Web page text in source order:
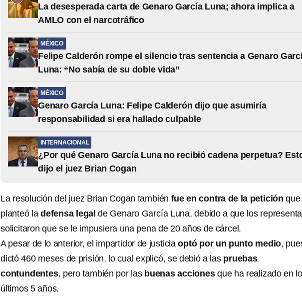
La desesperada carta de Genaro García Luna; ahora implica a
AMLO con el narcotráfico
MÉXICO
Felipe Calderón rompe el silencio tras sentencia a Genaro
Luna: “No sabía de su doble vida”
MÉXICO
Genaro García Luna: Felipe Calderón dijo que asumiría
responsabilidad si era hallado culpable
INTERNACIONAL
¿Por qué Genaro García Luna no recibió cadena perpetua?
dijo el juez Brian Cogan
La resolución del juez Brian Cogan también fue en contra de la petición que
planteó ladefensa legal de Genaro García Luna, debido a que los
solicitaron que se le impusiera una pena de 20 años de cárcel.
A pesar de lo anterior, el impartidor de justiciaoptó por un punto medio,
dictó 460 meses de prisión, lo cual explicó, se debió a las pruebas
contundentes, pero también por las buenas accionesque ha realizado en
últimos 5 años.